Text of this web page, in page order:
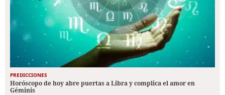
PREDICCIONES
Horóscopo de hoy abre puertas a Libra y complica el amor en
Géminis